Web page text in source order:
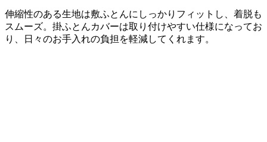
伸縮性のある生地は敷ふとんにしっかりフィットし、着脱も
スムーズ。掛ふとんカバーは取り付けやすい仕様になってお
り、日々のお手入れの負担を軽減してくれます。